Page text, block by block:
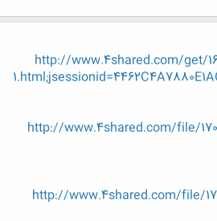
http://www.4shared.com/get/
http://www.4shared.com/file/
http://www.4shared.com/file/